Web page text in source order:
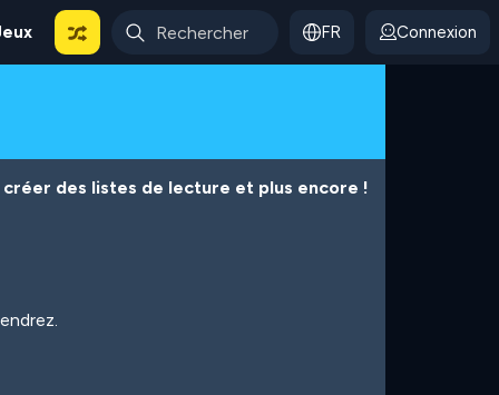
FR Connexion
des listes de lecture et plus encore !